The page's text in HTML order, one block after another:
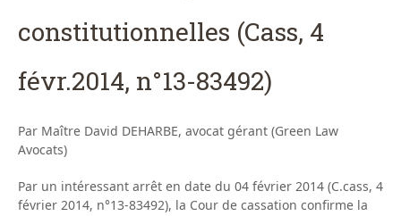
constitutionnelles (Cass, 4
févr.2014, n°13-83492)
Par Maître David DEHARBE, avocat gérant (Green Law
Avocats)
Par un intéressant arrêt en date du 04 février 2014 (C.cass, 4
février 2014, n°13-83492), la Cour de cassation confirme la